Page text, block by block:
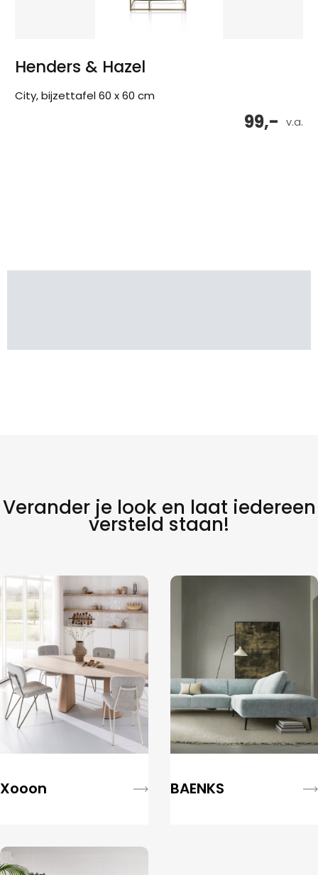
Henders & Hazel
City, bijzettafel 60 x 60 cm
v.a.
99,-
Verander je look en laat iedereen
versteld staan!
Xooon BAENKS